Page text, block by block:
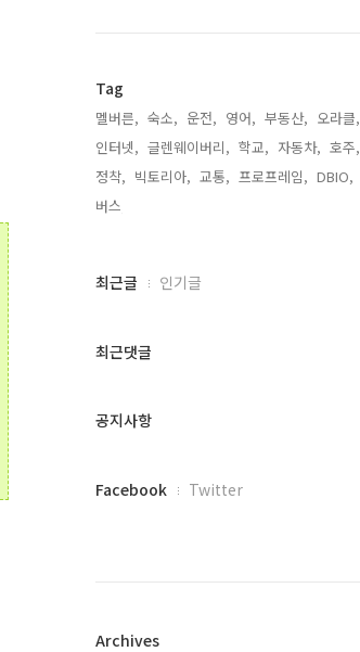
Tag
멜버른, 숙소, 운전, 영어, 부동산, 오라클,
인터넷, 글렌웨이버리, 학교, 자동차, 호주,
정착, 빅토리아, 교통, 프로프레임, DBIO,
버스,
최
과
글
최근글 인기글
최근댓글
공지사항
페
플
Facebook Twitter
Archives